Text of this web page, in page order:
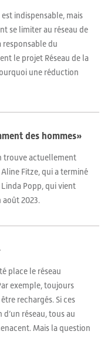
indispensable, mais
se limiter au réseau de
du
le projet Réseau de la
une réduction
des hommes»
trouve actuellement
Fitze, qui a terminé
Linda Popp, qui vient
2023.
place le réseau
exemple, toujours
rechargés. Si ces
réseau, tous au
Mais la question